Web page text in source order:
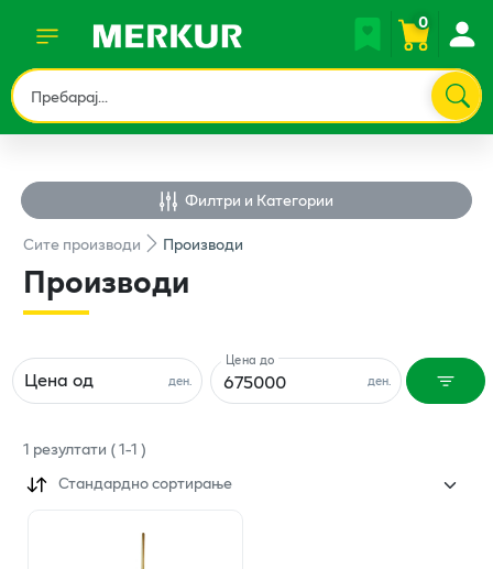
0
Филтри и Категории
Ситепроизводи Производи
Производи
ден.
Цена од ден.
Цена до
1 резултати (1-1)
Стандардно сортирање